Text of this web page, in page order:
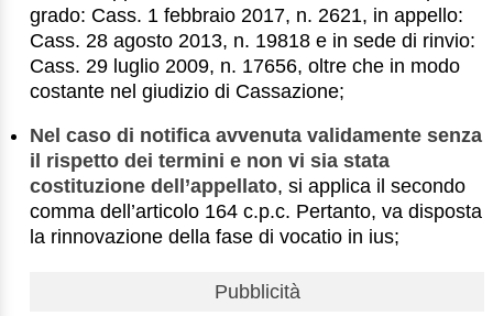
grado: Cass. 1 febbraio 2017, n. 2621, in appello:
Cass. 28 agosto 2013, n. 19818 e in sede di rinvio:
Cass. 29 luglio 2009, n. 17656, oltre che in modo
costante nel giudizio di Cassazione;
Nel caso di notifica avvenuta validamente senza
il rispetto dei termini e non vi sia stata
costituzione dell’appellato, si applica il secondo
comma dell’articolo 164 c.p.c. Pertanto, va disposta
la rinnovazione della fase di vocatio in ius;
Pubblicità